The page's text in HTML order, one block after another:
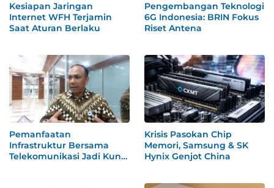
Kesiapan Jaringan
Internet WFH Terjamin
Saat Aturan Berlaku
Pengembangan Teknologi
6G Indonesia: BRIN Fokus
Riset Antena
Pemanfaatan
Infrastruktur Bersama
Telekomunikasi Jadi Kunci
Krisis Pasokan Chip
Memori, Samsung & SK
Hynix Genjot China